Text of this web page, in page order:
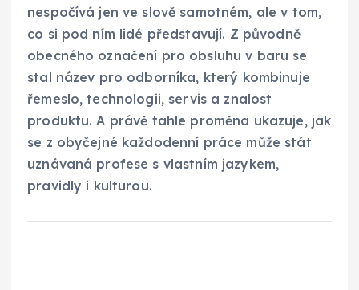
nespočívá jen ve slově samotném, ale v tom,
co si pod ním lidé představují. Z původně
obecného označení pro obsluhu v baru se
stal název pro odborníka, který kombinuje
řemeslo, technologii, servis a znalost
produktu. A právě tahle proměna ukazuje, jak
se z obyčejné každodenní práce může stát
uznávaná profese s vlastním jazykem,
pravidly i kulturou.